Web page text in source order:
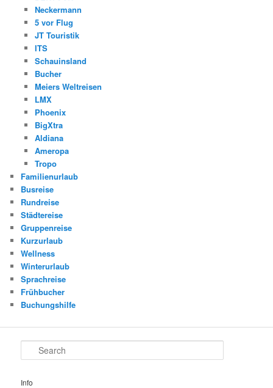
Neckermann
5 vor Flug
JT Touristik
ITS
Schauinsland
Bucher
Meiers Weltreisen
LMX
Phoenix
BigXtra
Aldiana
Ameropa
Tropo
Familienurlaub
Busreise
Rundreise
Städtereise
Gruppenreise
Kurzurlaub
Wellness
Winterurlaub
Sprachreise
Frühbucher
Buchungshilfe
Search
Info